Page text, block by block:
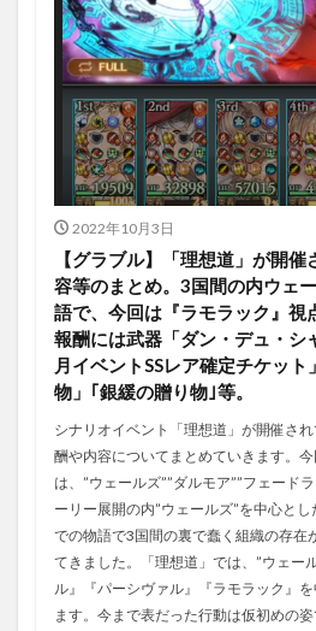
2022年10月3日
【グラブル】「理想道」が開
容等のまとめ。3国間の内ウェ
語で、今回は『ラモラック』視
報酬には武器「ダン・デュ・シ
月イベントSSレア確定チケット
物」｢銀緩の贈り物｣等。
シナリオイベント「理想道」が開催さ
酬や内容についてまとめていきます。今
は、”ウェールズ””ダルモア””フェード
ーリー展開の内”ウェールズ”を中心と
での物語で3国間の裏で蠢く組織の存在
てきました。「理想道」では、”ウェー
ル』『パーシヴァル』『ラモラック』
ます。今まで表だった行動は仮初めの